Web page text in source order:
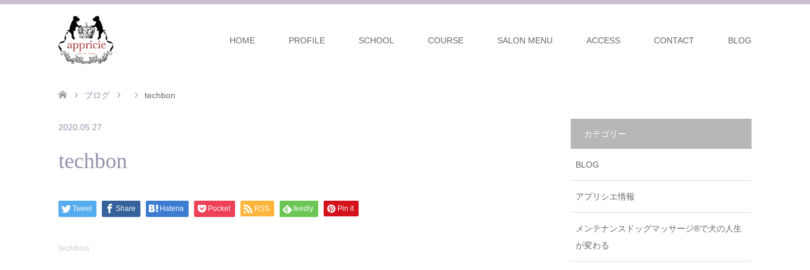
HOME PROFILE SCHOOL COURSE SALON MENU ACCESS CONTACT BLOG
ブログ techbon
2020.05.27
techbon
Tweet Share Hatena Pocket RSS feedly Pin it
techbon
カテゴリー
BLOG
アプリシエ情報
メンテナンスドッグマッサージ®で犬の人生
が変わる